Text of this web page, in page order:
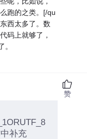
跑的之类。[/qu
西太多了。数
码上就够了，
补充
赞